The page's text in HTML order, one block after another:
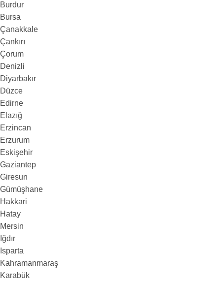
Burdur
Bursa
Çanakkale
Çankırı
Çorum
Denizli
Diyarbakır
Düzce
Edirne
Elazığ
Erzincan
Erzurum
Eskişehir
Gaziantep
Giresun
Gümüşhane
Hakkari
Hatay
Mersin
Iğdır
Isparta
Kahramanmaraş
Karabük